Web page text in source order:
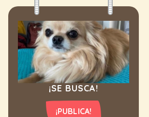
¡SE BUSCA!
¡PUBLICA!